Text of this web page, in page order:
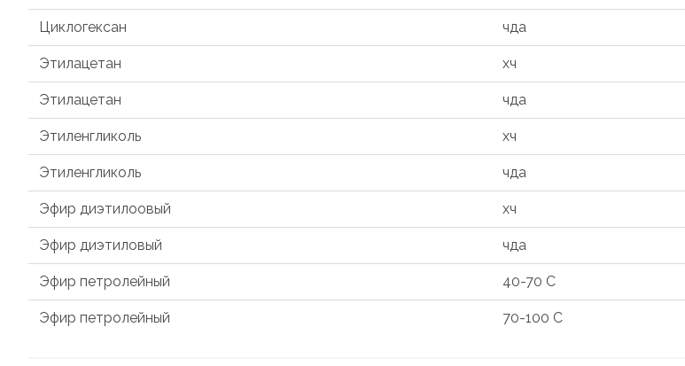
Циклогексан чда
Этилацетан хч
Этилацетан чда
Этиленгликоль хч
Этиленгликоль чда
Эфир диэтилоовый хч
Эфир диэтиловый чда
Эфир петролейный 40-70 С
Эфир петролейный 70-100 С